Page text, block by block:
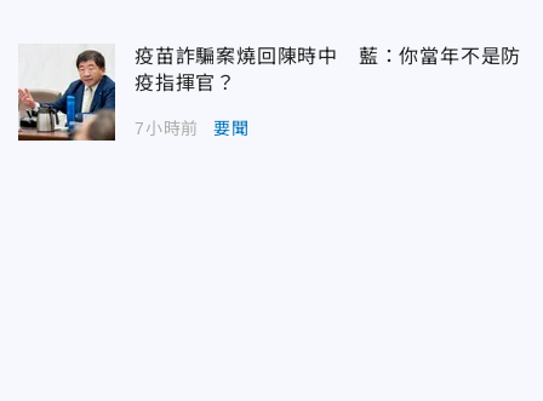
疫苗詐騙案燒回陳時中 藍：你當年不是防
疫指揮官？
7小時前 要聞